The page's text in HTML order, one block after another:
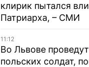
клирик пытался
Патриарха, – СМИ
11:12
Во Львове
польских солдат,